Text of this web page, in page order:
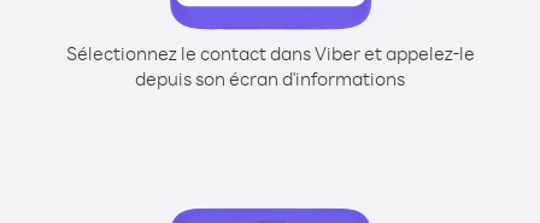
Sélectionnez le contact dans Viber et appelez-le
depuis son écran d'informations